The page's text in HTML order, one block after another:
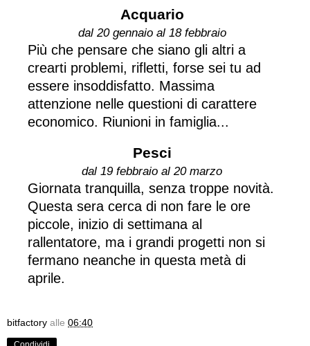
Acquario
dal 20 gennaio al 18 febbraio
Più che pensare che siano gli altri a
crearti problemi, rifletti, forse sei tu ad
essere insoddisfatto. Massima
attenzione nelle questioni di carattere
economico. Riunioni in famiglia...
Pesci
dal 19 febbraio al 20 marzo
Giornata tranquilla, senza troppe novità.
Questa sera cerca di non fare le ore
piccole, inizio di settimana al
rallentatore, ma i grandi progetti non si
fermano neanche in questa metà di
aprile.
bitfactory alle 06:40